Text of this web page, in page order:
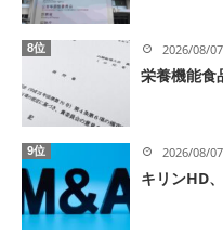
8位 2026/08/07
栄養機能
9位 2026/08/07
キリンHD